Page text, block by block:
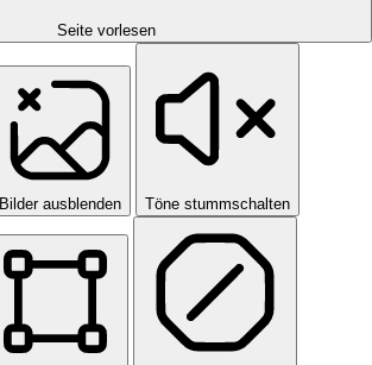
Seite vorlesen
Bilder ausblenden Töne stummschalten